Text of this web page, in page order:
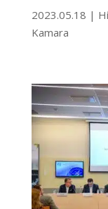
2023.05.18 |
Kamara